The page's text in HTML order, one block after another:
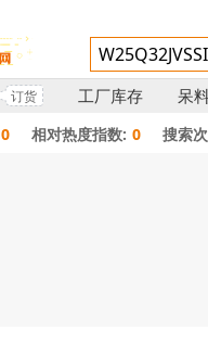
订货 工厂库存 呆
0 相对热度指数: 0 搜索